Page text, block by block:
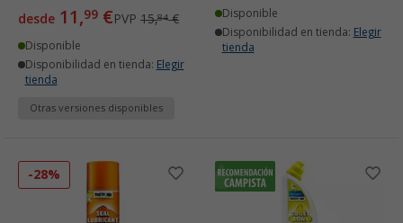
desde 11,99 €PVP 15,84€
Disponible
Disponibilidad en tienda: Elegir
tienda
Otras versiones disponibles
Disponible
Disponibilidad en tienda: Elegir
tienda
-28%